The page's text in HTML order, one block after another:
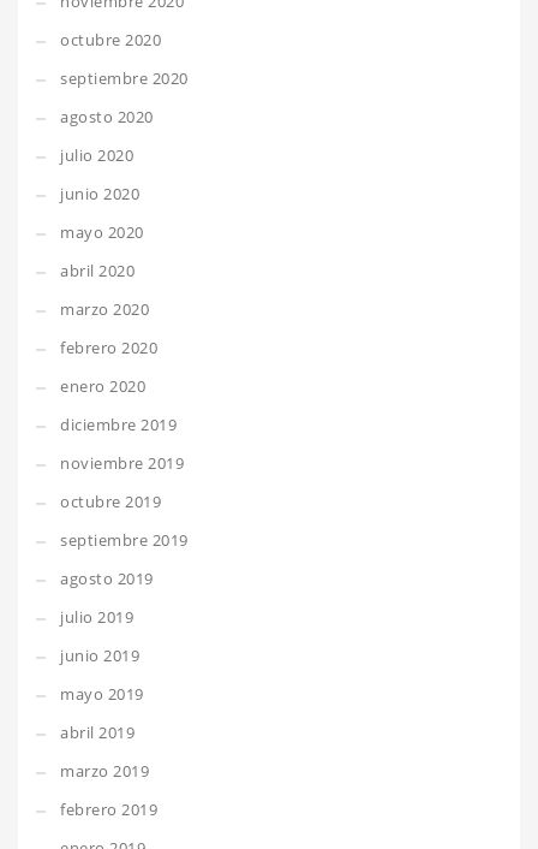
octubre 2020
septiembre 2020
agosto 2020
julio 2020
junio 2020
mayo 2020
abril 2020
marzo 2020
febrero 2020
enero 2020
diciembre 2019
noviembre 2019
octubre 2019
septiembre 2019
agosto 2019
julio 2019
junio 2019
mayo 2019
abril 2019
marzo 2019
febrero 2019